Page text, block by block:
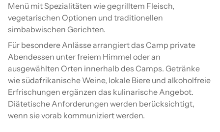
Menü mit Spezialitäten wie gegrilltem Fleisch,
vegetarischen Optionen und traditionellen
simbabwischen Gerichten.
Für besondere Anlässe arrangiert das Camp private
Abendessen unter freiem Himmel oder an
ausgewählten Orten innerhalb des Camps. Getränke
wie südafrikanische Weine, lokale Biere und alkoholfreie
Erfrischungen ergänzen das kulinarische Angebot.
Diätetische Anforderungen werden berücksichtigt,
wenn sie vorab kommuniziert werden.